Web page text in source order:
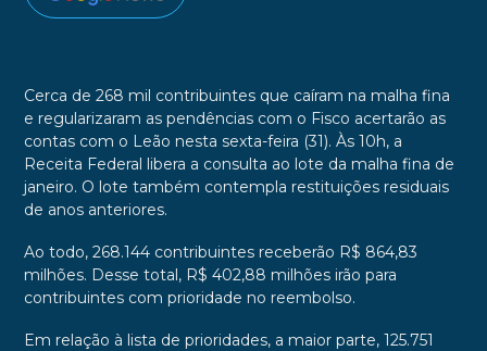
Cerca de 268 mil contribuintes que caíram na malha fina
e regularizaram as pendências com o Fisco acertarão as
contas com o Leão nesta sexta-feira (31). Às 10h, a
Receita Federal libera a consulta ao lote da malha fina de
janeiro. O lote também contempla restituições residuais
de anos anteriores.
Ao todo, 268.144 contribuintes receberão R$ 864,83
milhões. Desse total, R$ 402,88 milhões irão para
contribuintes com prioridade no reembolso.
Em relação à lista de prioridades, a maior parte, 125.751